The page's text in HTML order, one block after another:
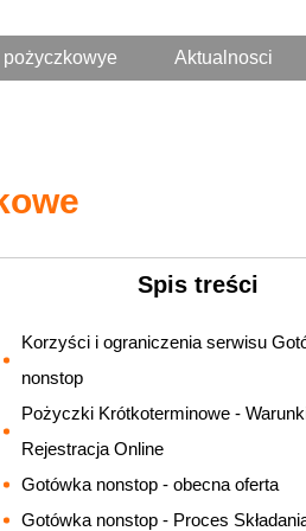
pożyczkowye Aktualnosci
Spis treści
Korzyści i ograniczenia serwisu
nonstop
Pożyczki Krótkoterminowe -
Rejestracja Online
Gotówka nonstop - obecna oferta
Gotówka nonstop - Proces